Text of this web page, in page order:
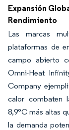
Expansión
Rendimiento
Las marcas
plataformas de
campo abierto
Omni-Heat
Company
calor combaten
8,9°C más altas
la demanda